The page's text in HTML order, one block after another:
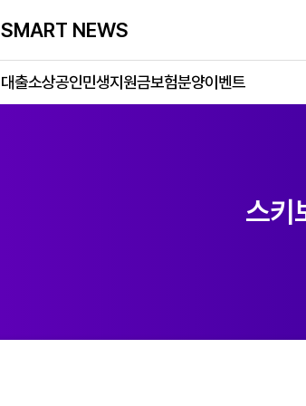
SMART NEWS
대출소상공인민생지원금보험분양이벤트
스키